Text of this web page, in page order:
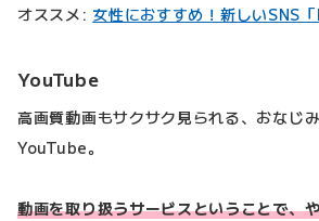
オススメ: 女性におすすめ！新しいSNS
YouTube
高画質動画もサクサク見られる、おなじ
YouTube。
動画を取り扱うサービスということで、